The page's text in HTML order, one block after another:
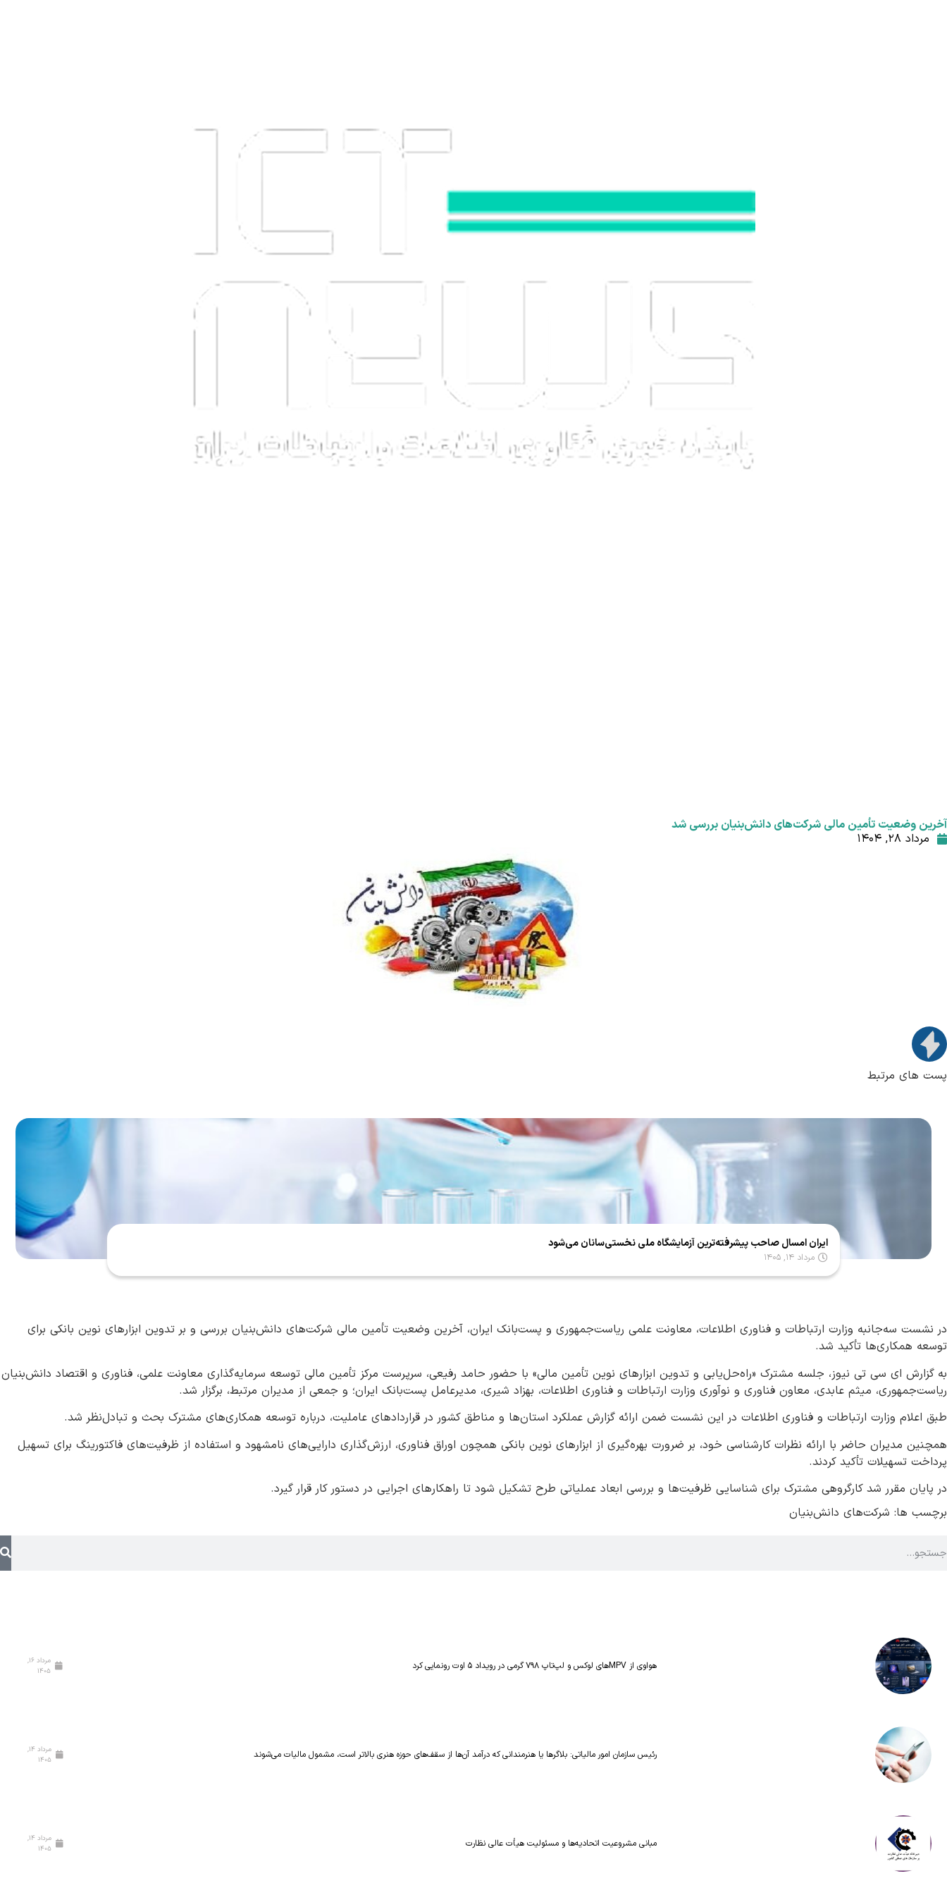
آخرین وضعیت تأمین مالی شرکت‌های دانش‌بنیان بررسی شد
مرداد ۲۸, ۱۴۰۴
پست های مرتبط
ایران امسال صاحب پیشرفته‌ترین آزمایشگاه ملی نخستی‌سانان می‌شود
مرداد ۱۴, ۱۴۰۵
در نشست سه‌جانبه وزارت ارتباطات و فناوری اطلاعات، معاونت علمی ریاست‌جمهوری و پست‌بانک ایران، آخرین وضعیت تأمین مالی شرکت‌های دانش‌بنیان بررسی و بر تدوین ابزارهای نوین بانکی برای
توسعه همکاری‌ها تأکید شد.
به گزارش ای سی تی نیوز، جلسه مشترک «راه‌حل‌یابی و تدوین ابزارهای نوین تأمین مالی» با حضور حامد رفیعی، سرپرست مرکز تأمین مالی توسعه سرمایه‌گذاری معاونت علمی، فناوری و اقتصاد دانش‌بنیان
ریاست‌جمهوری، میثم عابدی، معاون فناوری و نوآوری وزارت ارتباطات و فناوری اطلاعات، بهزاد شیری، مدیرعامل پست‌بانک ایران؛ و جمعی از مدیران مرتبط، برگزار شد.
طبق اعلام وزارت ارتباطات و فناوری اطلاعات در این نشست ضمن ارائه گزارش عملکرد استان‌ها و مناطق کشور در قراردادهای عاملیت، درباره توسعه همکاری‌های مشترک بحث و تبادل‌نظر شد.
همچنین مدیران حاضر با ارائه نظرات کارشناسی خود، بر ضرورت بهره‌گیری از ابزارهای نوین بانکی همچون اوراق فناوری، ارزش‌گذاری دارایی‌های نامشهود و استفاده از ظرفیت‌های فاکتورینگ برای تسهیل
پرداخت تسهیلات تأکید کردند.
در پایان مقرر شد کارگروهی مشترک برای شناسایی ظرفیت‌ها و بررسی ابعاد عملیاتی طرح تشکیل شود تا راهکارهای اجرایی در دستور کار قرار گیرد.
برچسب ها: شرکت‌های دانش‌بنیان
هواوی از MPVهای لوکس و لپ‌تاپ ۷۹۸ گرمی در رویداد ۵ اوت رونمایی کرد
مرداد ۱۶,
۱۴۰۵
رئیس سازمان امور مالیاتی: بلاگر‌ها یا هنرمندانی که درآمد آن‌ها از سقف‌های حوزه هنری بالاتر است، مشمول مالیات می‌شوند
مرداد ۱۴,
۱۴۰۵
مبانی مشروعیت اتحادیه‌ها و مسئولیت هیأت عالی نظارت
مرداد ۱۴,
۱۴۰۵